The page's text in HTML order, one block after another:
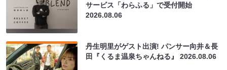
サービス「わらふる」で受付開始
2026.08.06
丹生明里がゲスト出演! パンサー向井＆長
田『くるま温泉ちゃんねる』2026.08.06